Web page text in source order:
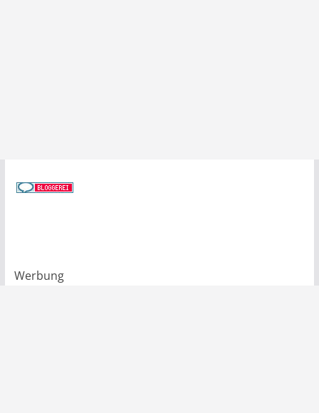
Werbung